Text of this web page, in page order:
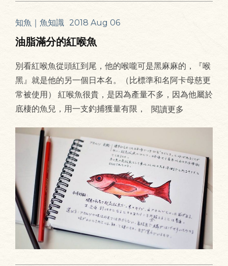
知魚｜魚知識 2018 Aug 06
油脂滿分的紅喉魚
別看紅喉魚從頭紅到尾，他的喉嚨可是黑麻麻的，『喉
黑』就是他的另一個日本名。（比標準和名阿卡母慈更
常被使用） 紅喉魚很貴，是因為產量不多，因為他屬於
底棲的魚兒，用一支釣捕獲量有限，
閱讀更多